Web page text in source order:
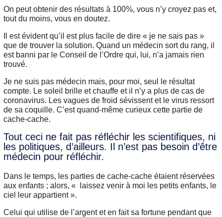
On peut obtenir des résultats à 100%, vous n’y croyez pas et,
tout du moins, vous en doutez.
Il est évident qu’il est plus facile de dire « je ne sais pas »
que de trouver la solution. Quand un médecin sort du rang, il
est banni par le Conseil de l’Ordre qui, lui, n’a jamais rien
trouvé.
Je ne suis pas médecin mais, pour moi, seul le résultat
compte. Le soleil brille et chauffe et il n’y a plus de cas de
coronavirus. Les vagues de froid sévissent et le virus ressort
de sa coquille. C’est quand-même curieux cette partie de
cache-cache.
Tout ceci ne fait pas réfléchir les scientifiques, ni
les politiques, d’ailleurs. Il n’est pas besoin d’être
médecin pour réfléchir.
Dans le temps, les parties de cache-cache étaient réservées
aux enfants ; alors, « laissez venir à moi les petits enfants, le
ciel leur appartient ».
Celui qui utilise de l’argent et en fait sa fortune pendant que